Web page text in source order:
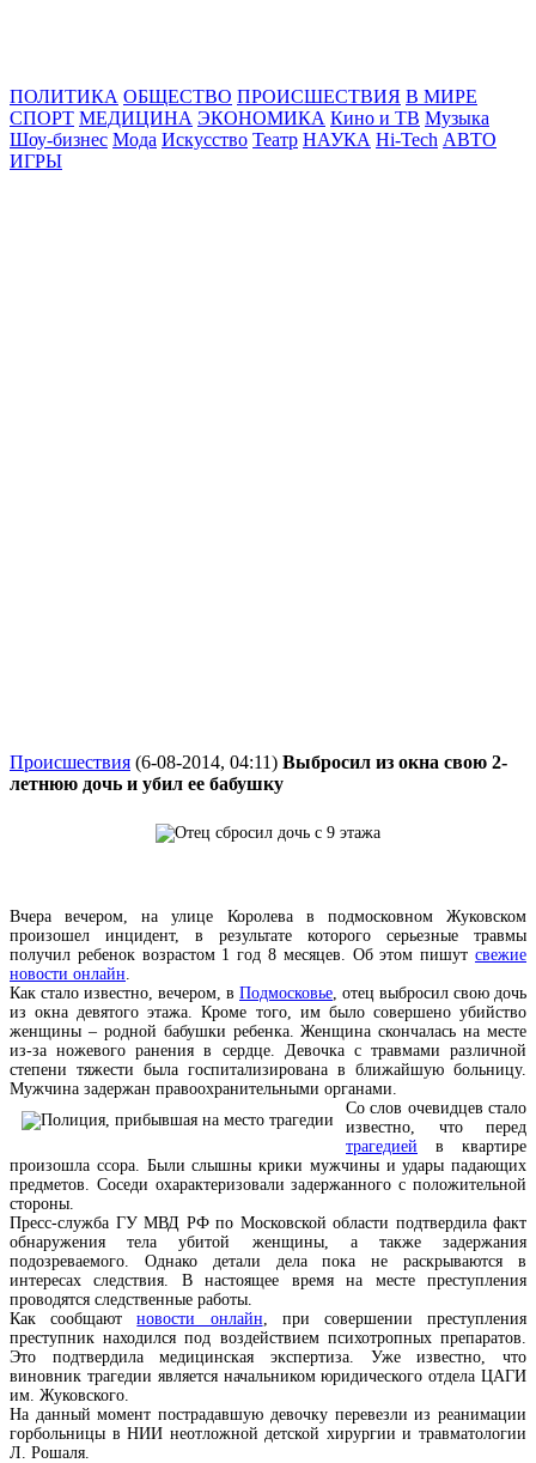
ПОЛИТИКА ОБЩЕСТВО ПРОИСШЕСТВИЯ В МИРЕ
СПОРТ МЕДИЦИНА ЭКОНОМИКА Кино и ТВ Музыка
Шоу-бизнес Мода Искусство Театр НАУКА Hi-Tech АВТО
ИГРЫ
Происшествия (6-08-2014, 04:11) Выбросил из окна свою 2-
летнюю дочь и убил ее бабушку
Вчера вечером, на улице Королева в подмосковном Жуковском
произошел инцидент, в результате которого серьезные травмы
получил ребенок возрастом 1 год 8 месяцев. Об этом пишут свежие
новости онлайн.
Как стало известно, вечером, в Подмосковье, отец выбросил свою дочь
из окна девятого этажа. Кроме того, им было совершено убийство
женщины – родной бабушки ребенка. Женщина скончалась на месте
из-за ножевого ранения в сердце. Девочка с травмами различной
степени тяжести была госпитализирована в ближайшую больницу.
Мужчина задержан правоохранительными органами.
Со слов очевидцев стало
известно, что перед
трагедией в квартире
произошла ссора. Были слышны крики мужчины и удары падающих
предметов. Соседи охарактеризовали задержанного с положительной
стороны.
Пресс-служба ГУ МВД РФ по Московской области подтвердила факт
обнаружения тела убитой женщины, а также задержания
подозреваемого. Однако детали дела пока не раскрываются в
интересах следствия. В настоящее время на месте преступления
проводятся следственные работы.
Как сообщаютновости онлайн, при совершении преступления
преступник находился под воздействием психотропных препаратов.
Это подтвердила медицинская экспертиза. Уже известно, что
виновник трагедии является начальником юридического отдела ЦАГИ
им. Жуковского.
На данный момент пострадавшую девочку перевезли из реанимации
горбольницы в НИИ неотложной детской хирургии и травматологии
Л. Рошаля.